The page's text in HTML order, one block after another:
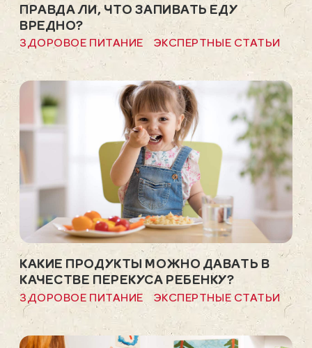
ПРАВДА ЛИ, ЧТО ЗАПИВАТЬ ЕДУ
ВРЕДНО?
ЗДОРОВОЕ ПИТАНИЕ ЭКСПЕРТНЫЕ СТАТЬИ
КАКИЕ ПРОДУКТЫ МОЖНО ДАВАТЬ В
КАЧЕСТВЕ ПЕРЕКУСА РЕБЕНКУ?
ЗДОРОВОЕ ПИТАНИЕ ЭКСПЕРТНЫЕ СТАТЬИ